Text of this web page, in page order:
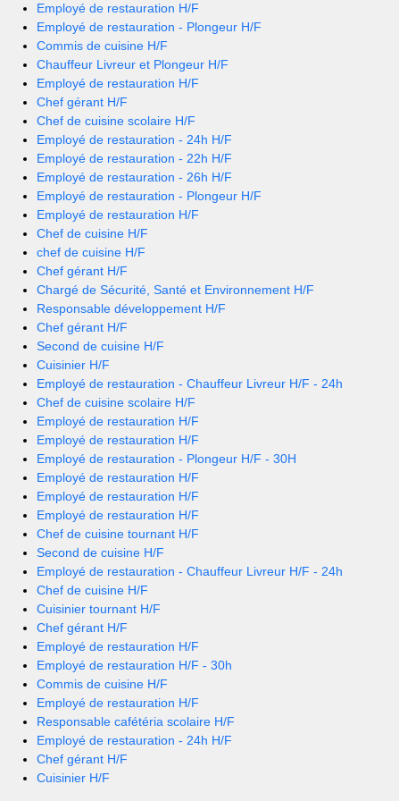
Employé de restauration H/F
Employé de restauration - Plongeur H/F
Commis de cuisine H/F
Chauffeur Livreur et Plongeur H/F
Employé de restauration H/F
Chef gérant H/F
Chef de cuisine scolaire H/F
Employé de restauration - 24h H/F
Employé de restauration - 22h H/F
Employé de restauration - 26h H/F
Employé de restauration - Plongeur H/F
Employé de restauration H/F
Chef de cuisine H/F
chef de cuisine H/F
Chef gérant H/F
Chargé de Sécurité, Santé et Environnement H/F
Responsable développement H/F
Chef gérant H/F
Second de cuisine H/F
Cuisinier H/F
Employé de restauration - Chauffeur Livreur H/F - 24h
Chef de cuisine scolaire H/F
Employé de restauration H/F
Employé de restauration H/F
Employé de restauration - Plongeur H/F - 30H
Employé de restauration H/F
Employé de restauration H/F
Employé de restauration H/F
Chef de cuisine tournant H/F
Second de cuisine H/F
Employé de restauration - Chauffeur Livreur H/F - 24h
Chef de cuisine H/F
Cuisinier tournant H/F
Chef gérant H/F
Employé de restauration H/F
Employé de restauration H/F - 30h
Commis de cuisine H/F
Employé de restauration H/F
Responsable cafétéria scolaire H/F
Employé de restauration - 24h H/F
Chef gérant H/F
Cuisinier H/F